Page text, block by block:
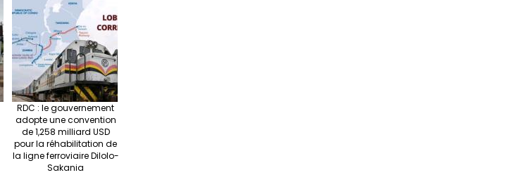
RDC : le gouvernement
adopte une convention
de 1,258 milliard USD
pour la réhabilitation de
la ligne ferroviaire Dilolo-
Sakania